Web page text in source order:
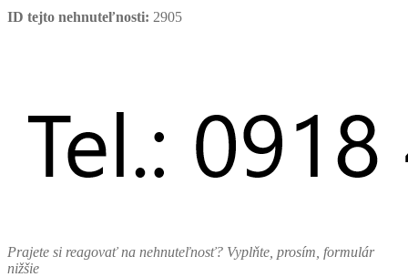
ID tejto nehnuteľnosti: 2905
Prajete si reagovať na nehnuteľnosť? Vyplňte, prosím, formulár
nižšie